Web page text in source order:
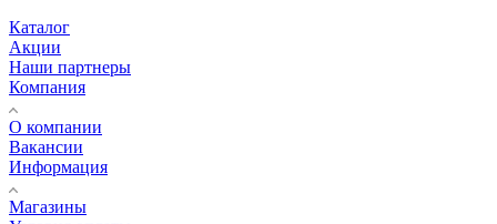
Каталог
Акции
Наши партнеры
Компания
О компании
Вакансии
Информация
Магазины